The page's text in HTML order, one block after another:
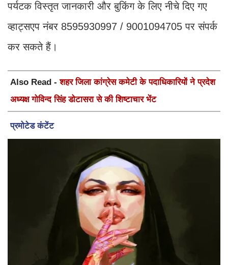
पर्यटक विस्तृत जानकारी और बुकिंग के लिए नीचे दिए गए
व्हाट्सएप नंबर 8595930997 / 9001094705 पर संपर्क
कर सकते हैं।
Also Read -शहर जिला कांग्रेस कमेटी के पदाधिकारियों ने प्रदेश
अध्यक्ष गोविन्द सिंह डोटासरा से की शिष्टाचार भेंट